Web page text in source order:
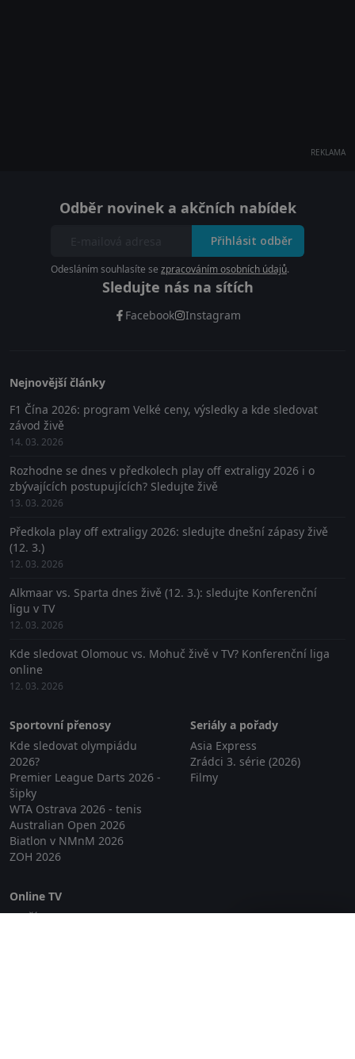
REKLAMA
Odběr novinek a akčních nabídek
Přihlásit odběr
Odesláním souhlasíte se zpracováním osobních údajů.
Sledujte nás na sítích
Facebook Instagram
Nejnovější články
F1 Čína 2026: program Velké ceny, výsledky a kde sledovat
závod živě
14. 03. 2026
Rozhodne se dnes v předkolech play off extraligy 2026 i o
zbývajících postupujících? Sledujte živě
13. 03. 2026
Předkola play off extraligy 2026: sledujte dnešní zápasy živě
(12. 3.)
12. 03. 2026
Alkmaar vs. Sparta dnes živě (12. 3.): sledujte Konferenční
ligu v TV
12. 03. 2026
Kde sledovat Olomouc vs. Mohuč živě v TV? Konferenční liga
online
12. 03. 2026
Sportovní přenosy
Kde sledovat olympiádu
2026?
Premier League Darts 2026 -
šipky
WTA Ostrava 2026 - tenis
Australian Open 2026
Biatlon v NMnM 2026
ZOH 2026
Seriály a pořady
Asia Express
Zrádci 3. série (2026)
Filmy
Online TV
Lepší.TV